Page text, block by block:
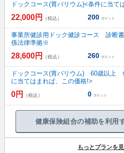
ドックコース(胃バリウム)<条件に当て
22,000円 （税込） 200 ポイント
事業所健診用ドック健診コース 診断
係法律準拠※
28,600円 （税込） 260 ポイント
ドックコース(胃バリウム) 60歳以
に当てはまれば、この価格!>
0円 （税込） 0 ポイント
健康保険組合の補助を利用
もっとプランを